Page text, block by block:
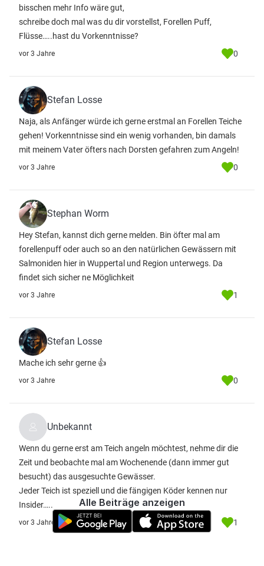
bisschen mehr Info wäre gut,
schreibe doch mal was du dir vorstellst, Forellen Puff,
Flüsse…..hast du Vorkenntnisse?
vor 3 Jahre 0
Stefan Losse
Naja, als Anfänger würde ich gerne erstmal an Forellen Teiche
gehen! Vorkenntnisse sind ein wenig vorhanden, bin damals
mit meinem Vater öfters nach Dorsten gefahren zum Angeln!
vor 3 Jahre 0
Stephan Worm
Hey Stefan, kannst dich gerne melden. Bin öfter mal am
forellenpuff oder auch so an den natürlichen Gewässern mit
Salmoniden hier in Wuppertal und Region unterwegs. Da
findet sich sicher ne Möglichkeit
vor 3 Jahre 1
Stefan Losse
Mache ich sehr gerne 👍
vor 3 Jahre 0
Unbekannt
Wenn du gerne erst am Teich angeln möchtest, nehme dir die
Zeit und beobachte mal am Wochenende (dann immer gut
besucht) das ausgesuchte Gewässer.
Jeder Teich ist speziell und die fängigen Köder kennen nur
Insider…..
vor 3 Jahre 1
Alle Beiträge anzeigen